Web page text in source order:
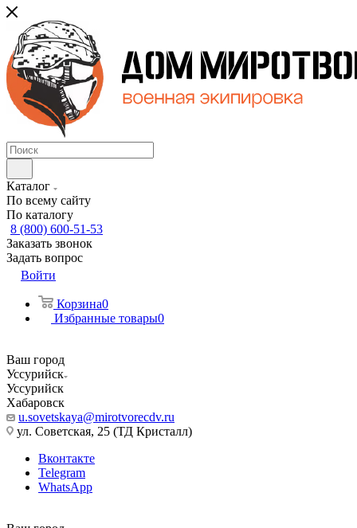
Каталог
По всему сайту
По каталогу
8 (800) 600-51-53
Заказать звонок
Задать вопрос
Войти
Корзина0
Избранные товары0
Ваш город
Уссурийск
Уссурийск
Хабаровск
u.sovetskaya@mirotvorecdv.ru
ул. Советская, 25 (ТД Кристалл)
Вконтакте
Telegram
WhatsApp